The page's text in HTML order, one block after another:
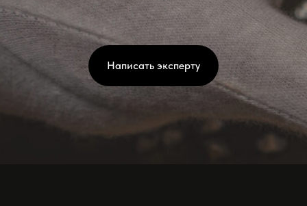
Написать эксперту